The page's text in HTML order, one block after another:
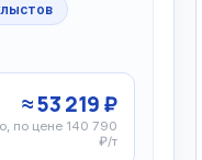
≈ 53 219 ₽
по цене 140 790
₽/т